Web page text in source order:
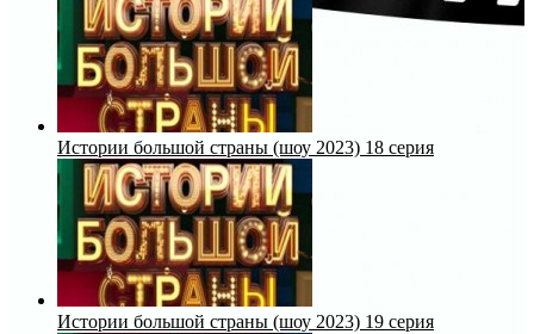
Истории большой страны (шоу 2023) 18 серия
Истории большой страны (шоу 2023) 19 серия